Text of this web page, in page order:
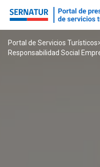
Portal de Servicios Turísticos
Responsabilidad Social